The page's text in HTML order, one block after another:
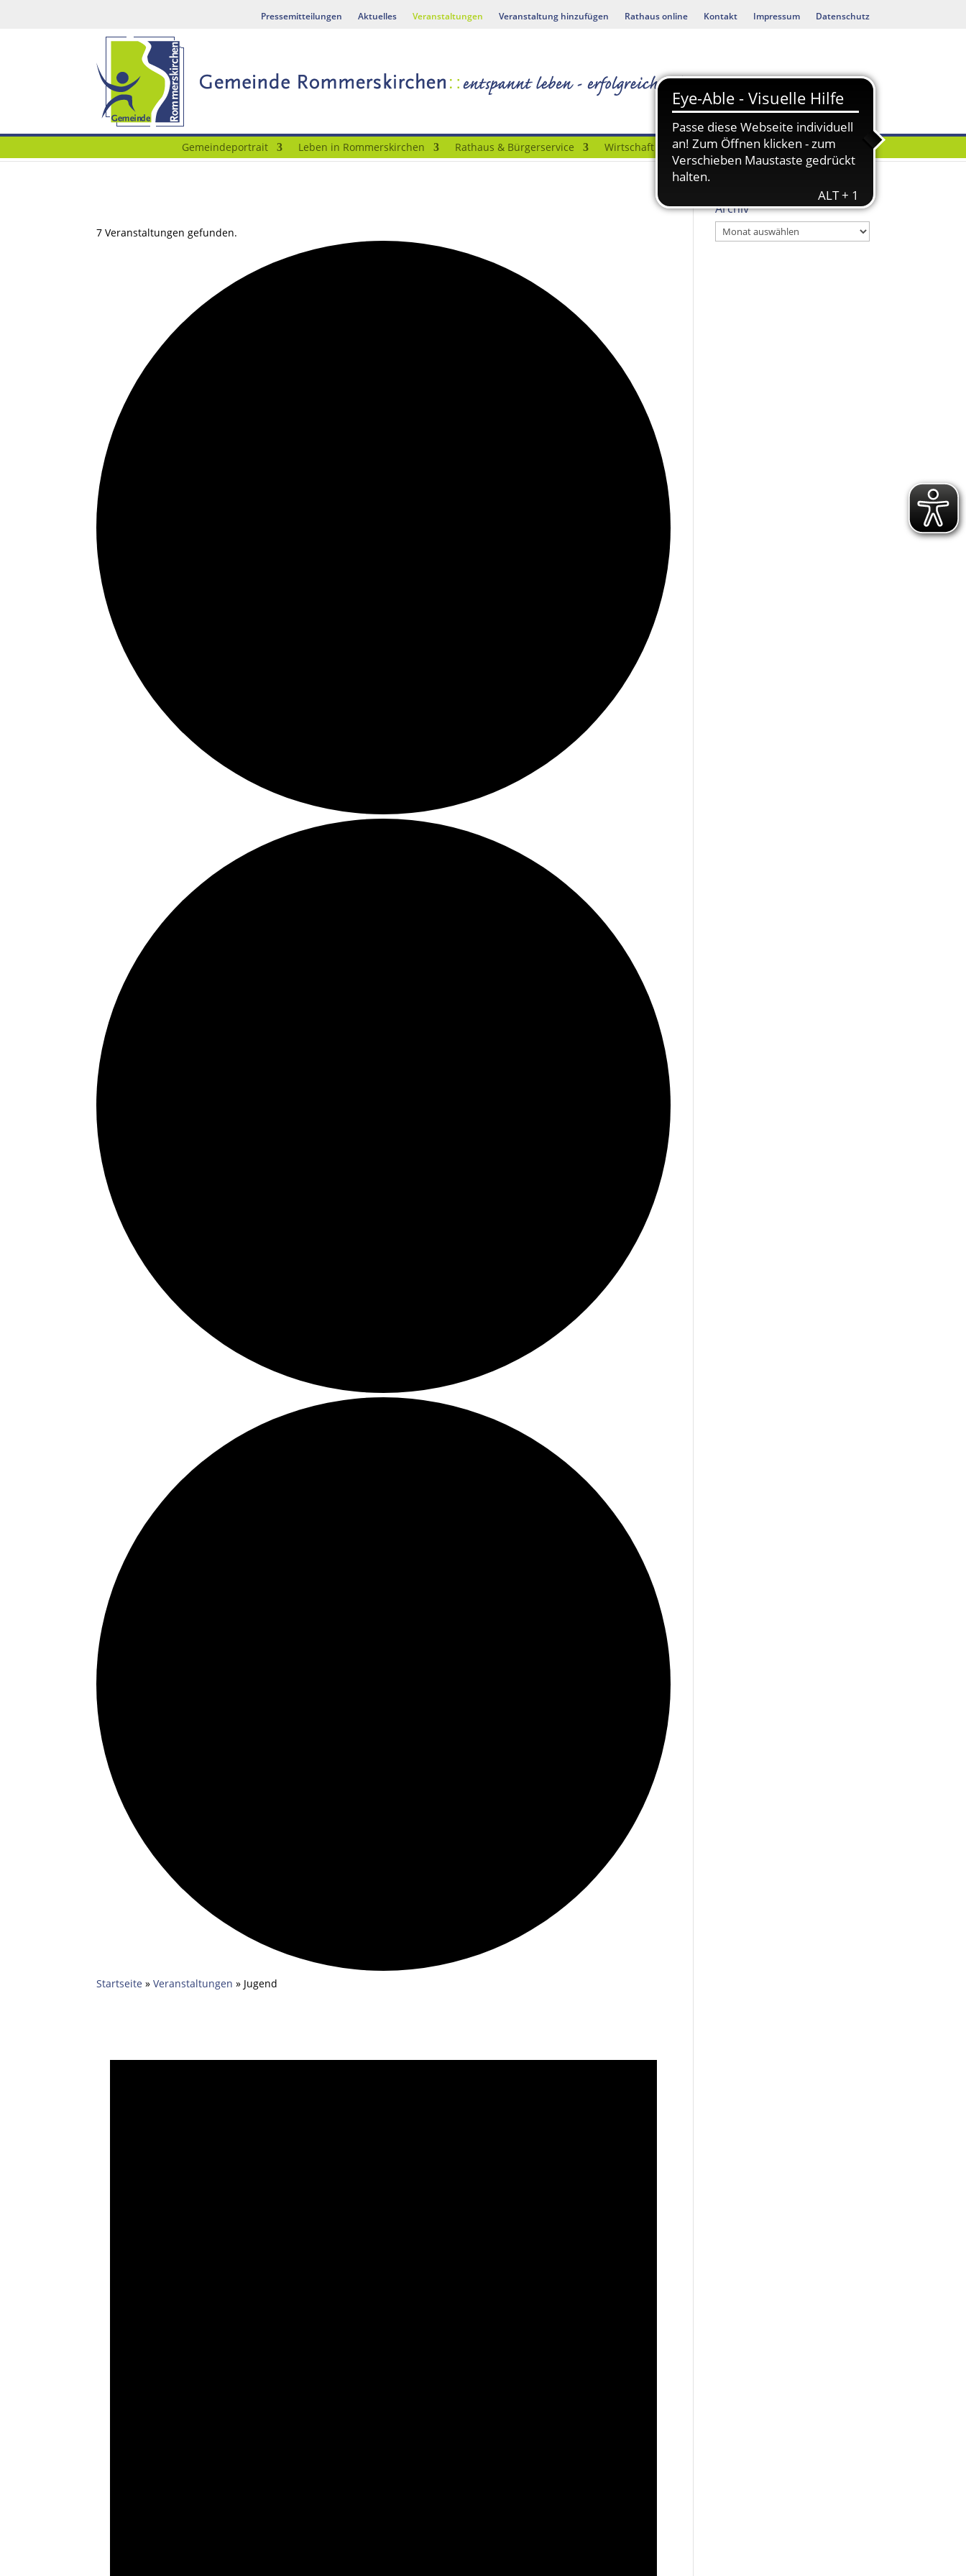
Pressemitteilungen Aktuelles Veranstaltungen Veranstaltung hinzufügen Rathaus online Kontakt Impressum Datenschutz
Gemeindeportrait Leben in Rommerskirchen Rathaus & Bürgerservice Wirtschaft Bauen & Umwelt
7 Veranstaltungen gefunden.
Startseite »Veranstaltungen » Jugend
Archiv
Archiv